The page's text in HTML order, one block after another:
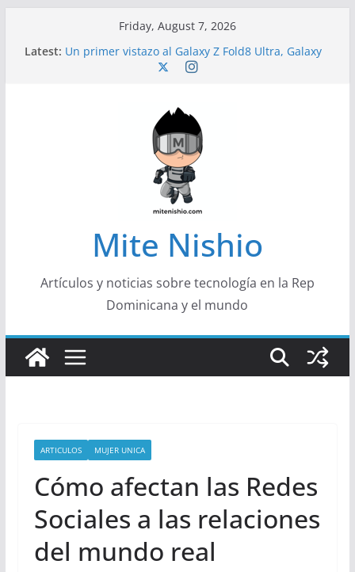
Friday, August 7, 2026
Latest: Un primer vistazo al Galaxy Z Fold8 Ultra, Galaxy
Z Fold8 y Galaxy Z Flip8
Conferencistas analizarán los desafíos que
redefinen el futuro de las finanzas y la economía
Segunda edición de Marketing Unplugged
impulsa el marketing con propósito
Alerta sobre nueva campaña de ciberataques
que afecta a organizaciones de América Latina
Mite Nishio
Artículos y noticias sobre tecnología en la Rep
Dominicana y el mundo
ARTICULOS MUJER UNICA
Cómo afectan las Redes
Sociales a las relaciones
del mundo real